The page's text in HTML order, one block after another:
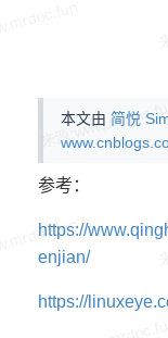
本文由 简悦
参考：
https://
enjian/
https://